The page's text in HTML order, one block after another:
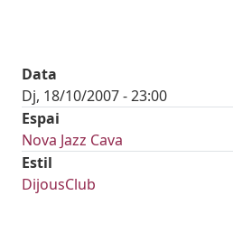
Data
Dj, 18/10/2007 - 23:00
Espai
Nova Jazz Cava
Estil
DijousClub